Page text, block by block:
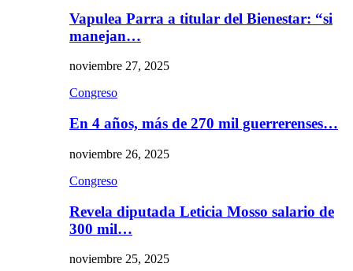
Vapulea Parra a titular del Bienestar: “si
manejan…
noviembre 27, 2025
Congreso
En 4 años, más de 270 mil guerrerenses…
noviembre 26, 2025
Congreso
Revela diputada Leticia Mosso salario de
300 mil…
noviembre 25, 2025